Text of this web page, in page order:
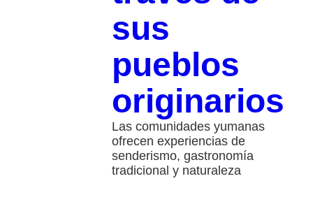
sus
pueblos
originarios
Las comunidades yumanas
ofrecen experiencias de
senderismo, gastronomía
tradicional y naturaleza